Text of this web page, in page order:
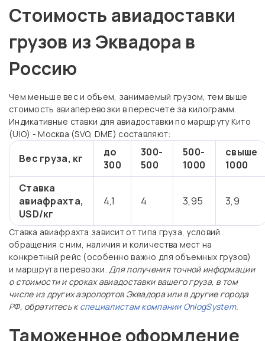
Стоимость авиадоставки
грузов из Эквадора в
Россию
Чем меньше вес и объем, занимаемый грузом, тем выше
стоимость авиаперевозки в пересчете за килограмм.
Индикативные ставки для авиадоставки по маршруту Кито
(UIO) - Москва (SVO, DME) составляют:
Вес груза, кг
до
300
300-
500
500-
1000
свыше
1000
Ставка
авиафрахта,
USD/кг
4,1 4 3,95 3,9
Ставка авиафрахта зависит от типа груза, условий
обращения с ним, наличия и количества мест на
конкретный рейс (особенно важно для объемных грузов)
и маршрута перевозки.Для получения точной информации
о стоимости и сроках авиадоставки вашего груза, в том
числе из других аэропортов Эквадора или в другие города
РФ, обратитесь кспециалистам компании OnlogSystem.
Таможенное оформление